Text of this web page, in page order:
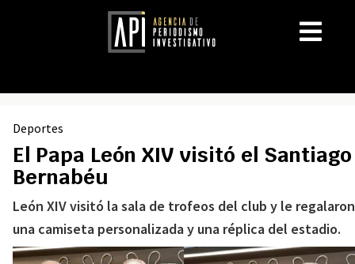
Deportes
El Papa León XIV visitó el Santiago
Bernabéu
León XIV visitó la sala de trofeos del club y le regalaron
una camiseta personalizada y una réplica del estadio.